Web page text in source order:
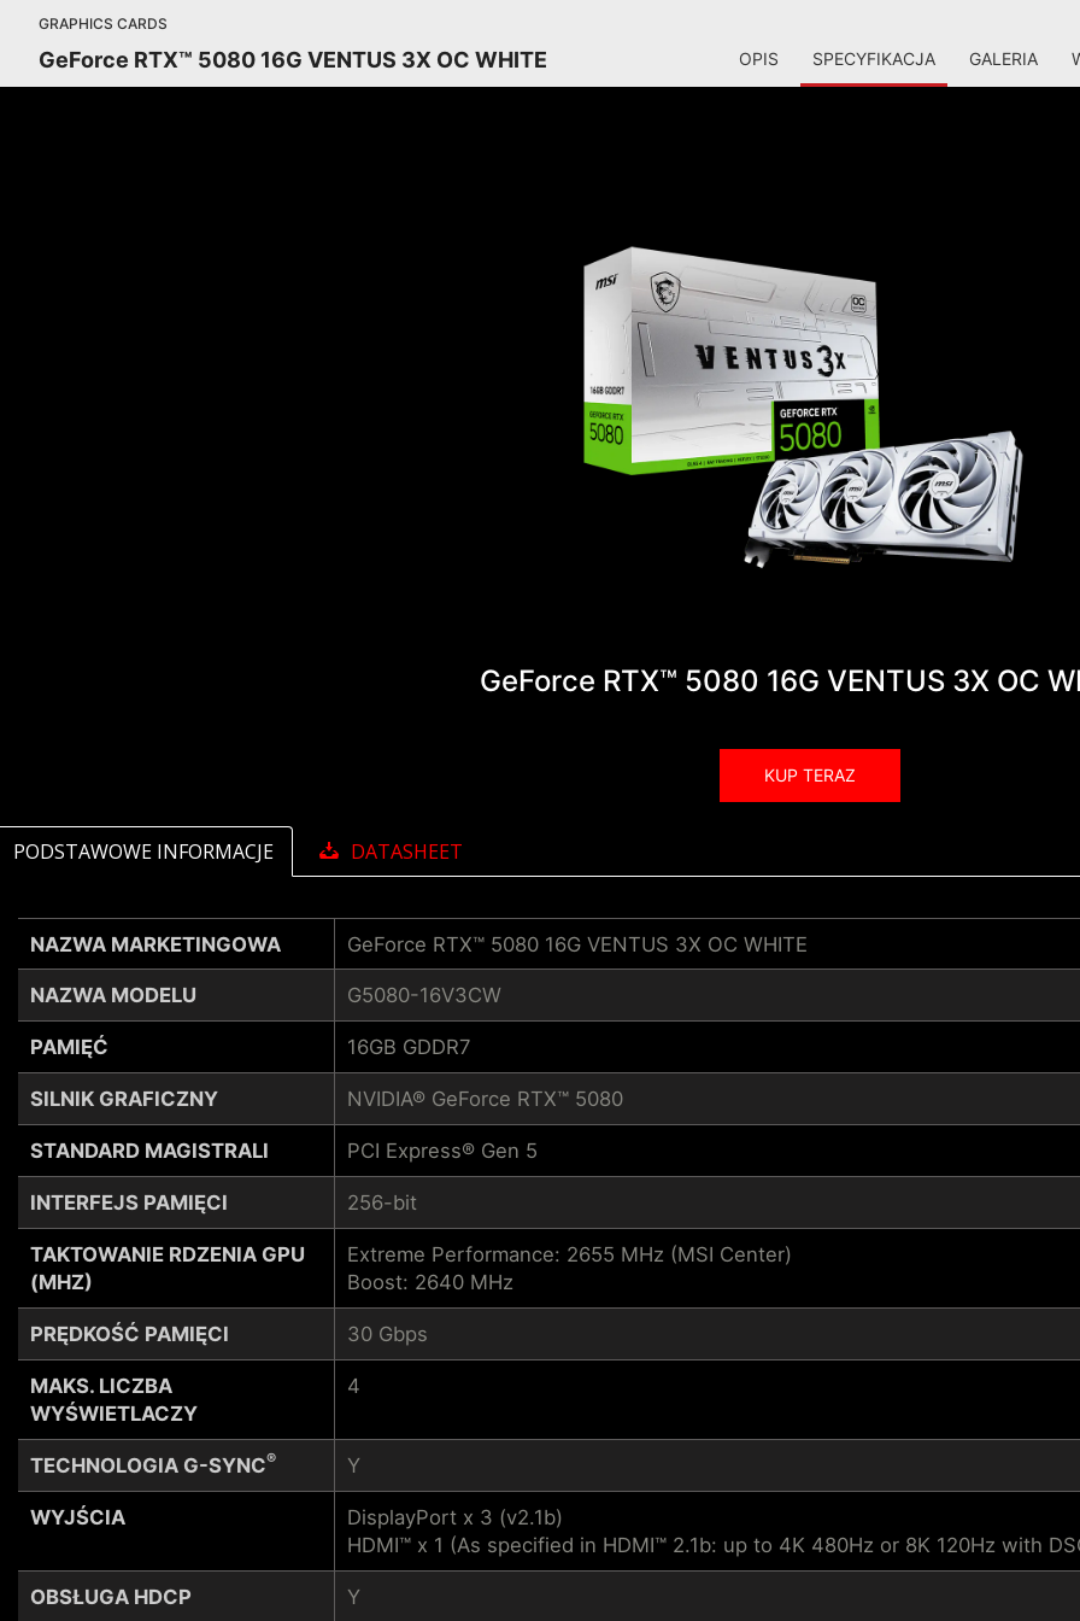
GRAPHICS CARDS
GeForce RTX™ 5080 16G VENTUS 3X OC WHITE OPIS SPECYFIKACJA GALERIA
GeForce RTX™ 5080 16G VENTUS 3X OC
KUP TERAZ
PODSTAWOWE INFORMACJE DATASHEET
NAZWA MARKETINGOWA
NAZWA MODELU
PAMIĘĆ
SILNIK GRAFICZNY
STANDARD MAGISTRALI
INTERFEJS PAMIĘCI
TAKTOWANIE RDZENIA GPU
(MHZ)
PRĘDKOŚĆ PAMIĘCI
MAKS. LICZBA
WYŚWIETLACZY
TECHNOLOGIA G-SYNC®
WYJŚCIA
OBSŁUGA HDCP
GeForce RTX™ 5080 16G VENTUS 3X OC WHITE
G5080-16V3CW
16GB GDDR7
NVIDIA® GeForce RTX™ 5080
PCI Express® Gen 5
256-bit
Extreme Performance: 2655 MHz (MSI Center)
Boost: 2640 MHz
30 Gbps
4
Y
DisplayPort x 3 (v2.1b)
HDMI™ x 1 (As specified in HDMI™ 2.1b: up to 4K 480Hz or 8K 120Hz with
Y